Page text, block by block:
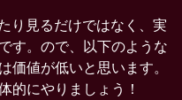
り見るだけではなく、実
す。ので、以下のような
価値が低いと思います。
的にやりましょう！